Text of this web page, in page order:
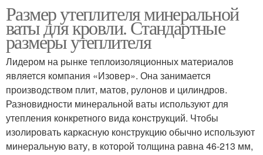
Размер утеплителя минеральной
ваты для кровли. Стандартные
размеры утеплителя
Лидером на рынке теплоизоляционных материалов
является компания «Изовер». Она занимается
производством плит, матов, рулонов и цилиндров.
Разновидности минеральной ваты используют для
утепления конкретного вида конструкций. Чтобы
изолировать каркасную конструкцию обычно используют
минеральную вату, в которой толщина равна 46-213 мм,